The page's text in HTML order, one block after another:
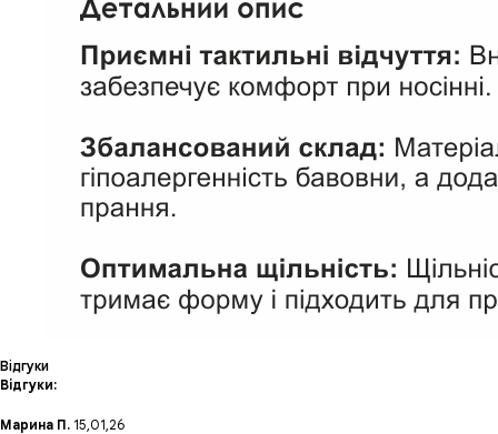
Відгуки
Відгуки:
Марина П. 15,01,26